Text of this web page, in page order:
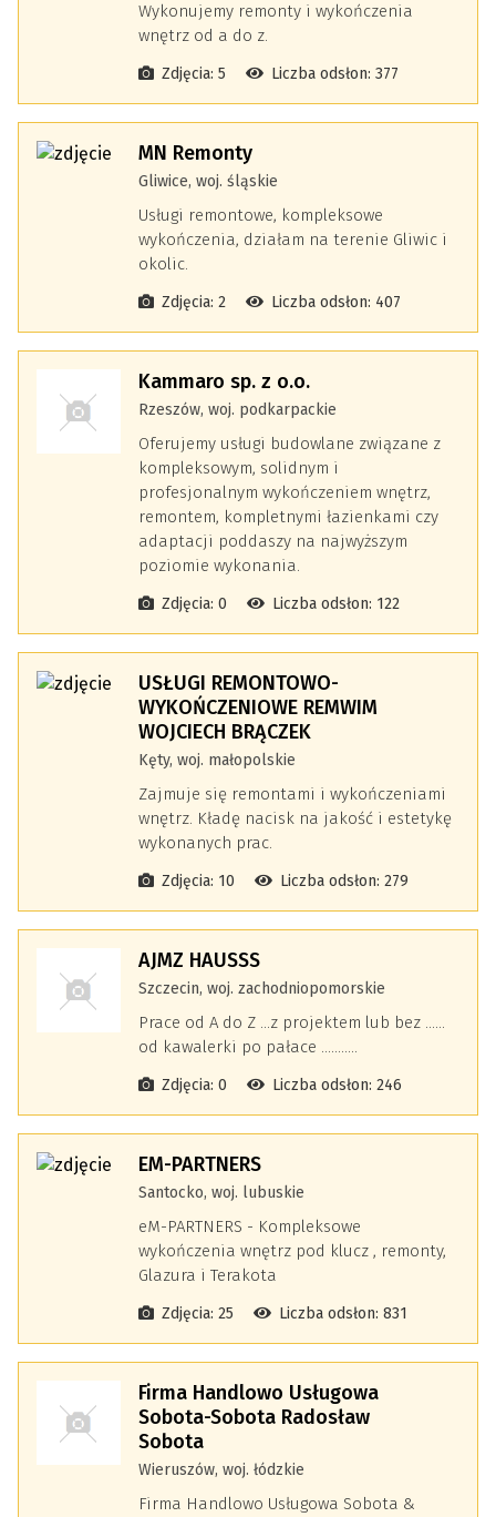
Wykonujemy remonty i wykończenia
wnętrz od a do z.
Zdjęcia: 5 Liczba odsłon: 377
MN Remonty
Gliwice, woj. śląskie
Usługi remontowe, kompleksowe
wykończenia, działam na terenie Gliwic i
okolic.
Zdjęcia: 2 Liczba odsłon: 407
Kammaro sp. z o.o.
Rzeszów, woj. podkarpackie
Oferujemy usługi budowlane związane z
kompleksowym, solidnym i
profesjonalnym wykończeniem wnętrz,
remontem, kompletnymi łazienkami czy
adaptacji poddaszy na najwyższym
poziomie wykonania.
Zdjęcia: 0 Liczba odsłon: 122
USŁUGI REMONTOWO-
WYKOŃCZENIOWE REMWIM
WOJCIECH BRĄCZEK
Kęty, woj. małopolskie
Zajmuje się remontami i wykończeniami
wnętrz. Kładę nacisk na jakość i estetykę
wykonanych prac.
Zdjęcia: 10 Liczba odsłon: 279
AJMZ HAUSSS
Szczecin, woj. zachodniopomorskie
Prace od A do Z ...z projektem lub bez ......
od kawalerki po pałace ...........
Zdjęcia: 0 Liczba odsłon: 246
EM-PARTNERS
Santocko, woj. lubuskie
eM-PARTNERS - Kompleksowe
wykończenia wnętrz pod klucz , remonty,
Glazura i Terakota
Zdjęcia: 25 Liczba odsłon: 831
Firma Handlowo Usługowa
Sobota-Sobota Radosław
Sobota
Wieruszów, woj. łódzkie
Firma Handlowo Usługowa Sobota &